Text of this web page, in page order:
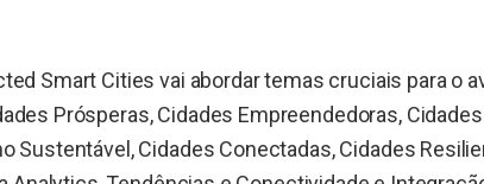
Smart Cities vai abordar temas cruciais para o
Prósperas, Cidades Empreendedoras,
Sustentável, Cidades Conectadas, Cidades